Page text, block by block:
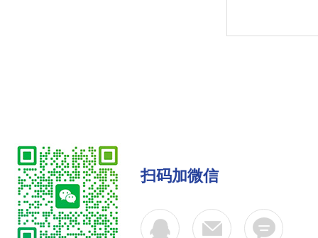
扫码加微信